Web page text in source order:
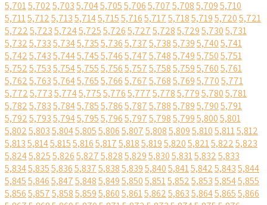
5,7015,7025,7035,7045,7055,7065,7075,7085,7095,710
5,7115,7125,7135,7145,7155,7165,7175,7185,7195,7205,721
5,7225,7235,7245,7255,7265,7275,7285,7295,7305,731
5,7325,7335,7345,7355,7365,7375,7385,7395,7405,741
5,7425,7435,7445,7455,7465,7475,7485,7495,7505,751
5,7525,7535,7545,7555,7565,7575,7585,7595,7605,761
5,7625,7635,7645,7655,7665,7675,7685,7695,7705,771
5,7725,7735,7745,7755,7765,7775,7785,7795,7805,781
5,7825,7835,7845,7855,7865,7875,7885,7895,7905,791
5,7925,7935,7945,7955,7965,7975,7985,7995,8005,801
5,8025,8035,8045,8055,8065,8075,8085,8095,8105,8115,812
5,8135,8145,8155,8165,8175,8185,8195,8205,8215,8225,823
5,8245,8255,8265,8275,8285,8295,8305,8315,8325,833
5,8345,8355,8365,8375,8385,8395,8405,8415,8425,8435,844
5,8455,8465,8475,8485,8495,8505,8515,8525,8535,8545,855
5,8565,8575,8585,8595,8605,8615,8625,8635,8645,8655,866